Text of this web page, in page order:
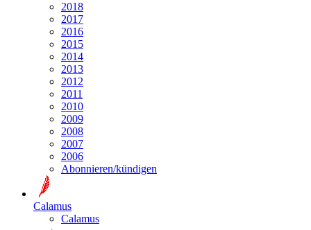
2018
2017
2016
2015
2014
2013
2012
2011
2010
2009
2008
2007
2006
Abonnieren/kündigen
Calamus
Calamus